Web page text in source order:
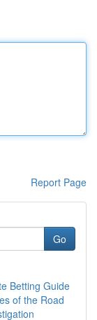
Report Page
Go
Betting Guide
of the Road